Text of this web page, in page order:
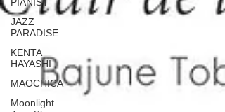
JAZZ
PARADISE
KENTA
HAYASHI
MAOCHICA
Moonlight